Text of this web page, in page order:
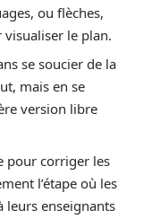
ou flèches,
le plan.
se soucier de la
mais en se
version libre
pour corriger les
l’étape où les
leurs enseignants